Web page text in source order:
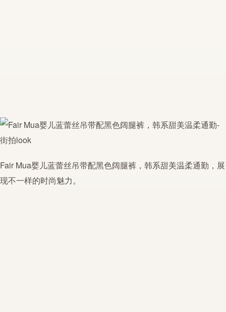
Fair Mua婴儿蓝蕾丝吊带配黑色阔腿裤，韩系甜美温柔通勤，展
现不一样的时尚魅力。